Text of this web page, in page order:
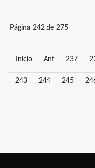
Página 242 de 275
Inicio Ant 237
243 244 245